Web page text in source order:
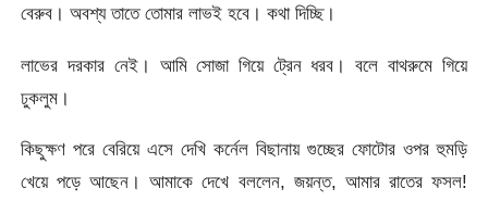
বেরুব। অবশ্য তাতে তোমার লাভই হবে। কথা দিচ্ছি।
লাভের দরকার নেই। আমি সোজা গিয়ে ট্রেন ধরব। বলে বাথরুমে গিয়ে
ঢুকলুম।
কিছুক্ষণ পরে বেরিয়ে এসে দেখি কর্নেল বিছানায় গুচ্ছের ফোটোর ওপর হুমড়ি
খেয়ে পড়ে আছেন। আমাকে দেখে বললেন, জয়ন্ত, আমার রাতের ফসল!